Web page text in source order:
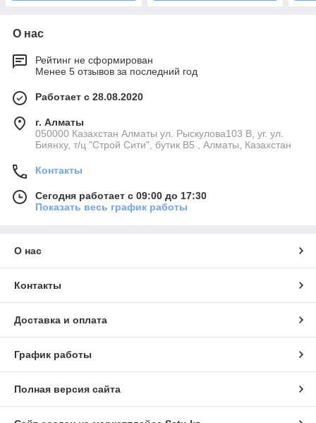
О нас
Рейтинг не сформирован
Менее 5 отзывов за последний год
Работает с 28.08.2020
г. Алматы
050000 Казахстан Алматы ул. Рыскулова103 В, уг. ул.
Биянху, т/ц "Строй Сити", бутик В5 , Алматы, Казахстан
Контакты
Сегодня работает с 09:00 до 17:30
Показать весь график работы
О нас
Контакты
Доставка и оплата
График работы
Полная версия сайта